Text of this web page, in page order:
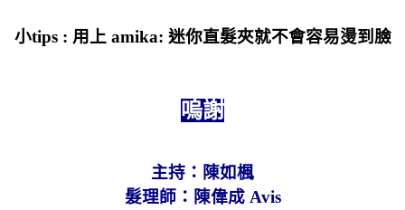
小tips : 用上 amika: 迷你直髮夾就不會容易燙到臉
嗚謝
主持：陳如楓
髮理師：陳偉成 Avis